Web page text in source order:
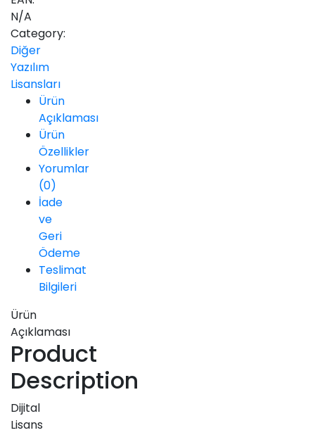
N/A
Category:
Diğer
Yazılım
Lisansları
Ürün
Açıklaması
Ürün
Özellikler
Yorumlar
(0)
İade
ve
Geri
Ödeme
Teslimat
Bilgileri
Ürün
Açıklaması
Product
Description
Dijital
Lisans